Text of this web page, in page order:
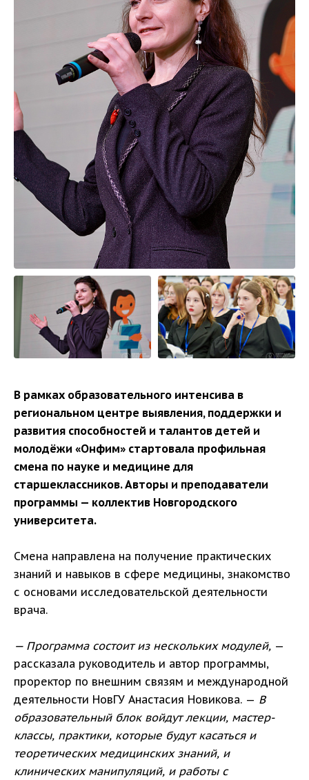
В рамках образовательного интенсива в
региональном центре выявления, поддержки и
развития способностей и талантов детей и
молодёжи «Онфим» стартовала профильная
смена по науке и медицине для
старшеклассников. Авторы и преподаватели
программы — коллектив Новгородского
университета.
Смена направлена на получение практических
знаний и навыков в сфере медицины, знакомство
с основами исследовательской деятельности
врача.
— Программа состоит из нескольких модулей, —
рассказала руководитель и автор программы,
проректор по внешним связям и международной
деятельности НовГУ Анастасия Новикова. — В
образовательный блок войдут лекции, мастер-
классы, практики, которые будут касаться и
теоретических медицинских знаний, и
клинических манипуляций, и работы с